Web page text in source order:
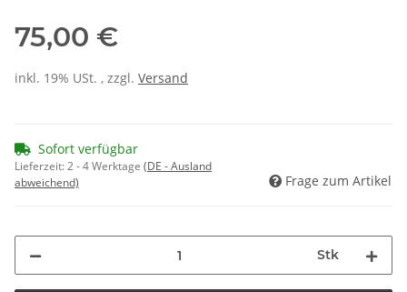
75,00 €
inkl. 19% USt. , zzgl. Versand
Sofort verfügbar
Lieferzeit:2 - 4 Werktage (DE - Ausland
abweichend)
Frage zum Artikel
Stk